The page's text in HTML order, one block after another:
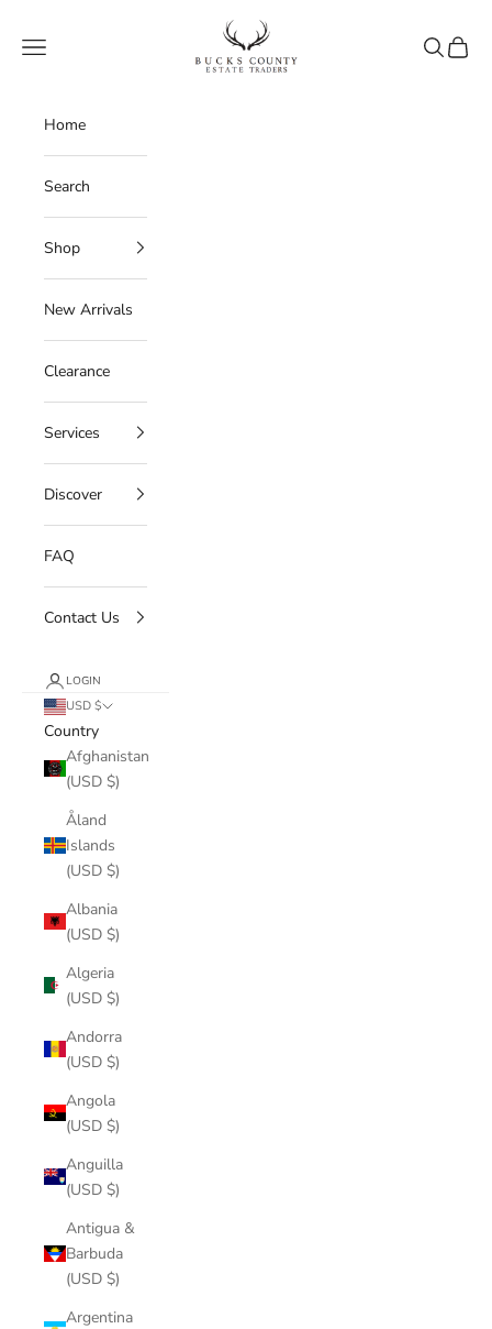
Bucks County Estate Traders
Navigation menu
Search
Cart
Home
Search
Shop
New Arrivals
Clearance
Services
Discover
FAQ
Contact Us
LOGIN
USD $
Country
Afghanistan
(USD $)
Åland
Islands
(USD $)
Albania
(USD $)
Algeria
(USD $)
Andorra
(USD $)
Angola
(USD $)
Anguilla
(USD $)
Antigua &
Barbuda
(USD $)
Argentina